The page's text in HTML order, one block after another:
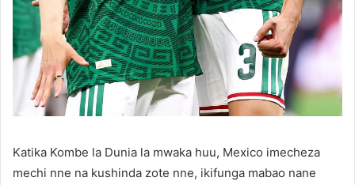
Katika Kombe la Dunia la mwaka huu, Mexico imecheza
mechi nne na kushinda zote nne, ikifunga mabao nane